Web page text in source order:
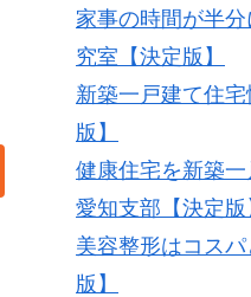
家事の時間が半
究室【決定版】
新築一戸建て住
版】
健康住宅を新築
愛知支部【決定版
美容整形はコス
版】